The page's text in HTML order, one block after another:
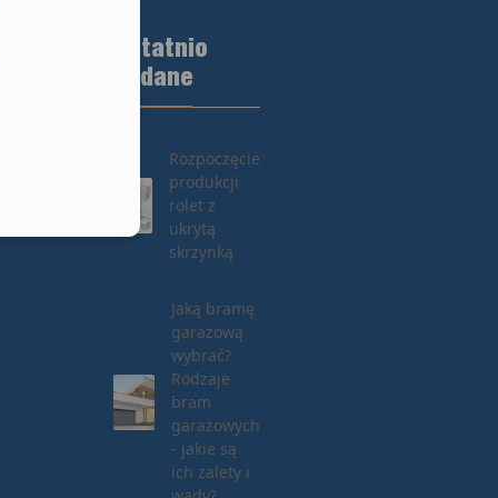
Ostatnio
dodane
Rozpoczęcie
produkcji
rolet z
ukrytą
skrzynką
Jaką bramę
garażową
wybrać?
Rodzaje
bram
garażowych
- jakie są
ich zalety i
w formacie E164